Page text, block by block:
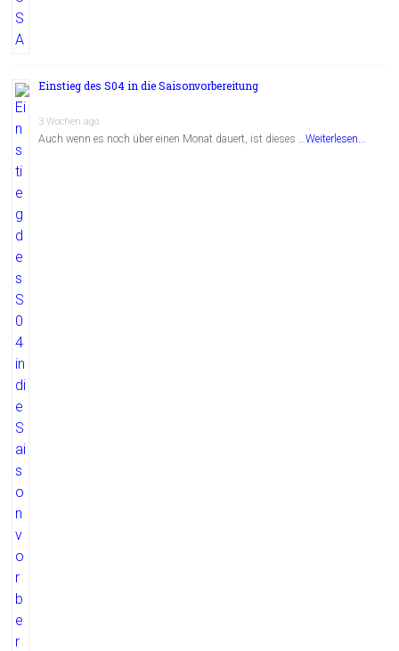
Einstieg des S04 in die Saisonvorbereitung
3 Wochen ago
Auch wenn es noch über einen Monat dauert, ist dieses …Weiterlesen...